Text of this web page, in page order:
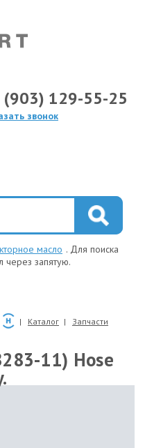
(903) 129-55-25
звонок
масло . Для поиска
через запятую.
Каталог Запчасти
11) Hose